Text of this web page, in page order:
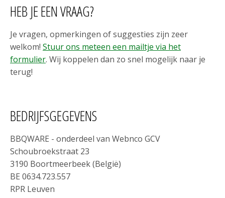
HEB JE EEN VRAAG?
Je vragen, opmerkingen of suggesties zijn zeer
welkom! Stuur ons meteen een mailtje via het
formulier. Wij koppelen dan zo snel mogelijk naar je
terug!
BEDRIJFSGEGEVENS
BBQWARE - onderdeel van Webnco GCV
Schoubroekstraat 23
3190 Boortmeerbeek (België)
BE 0634.723.557
RPR Leuven